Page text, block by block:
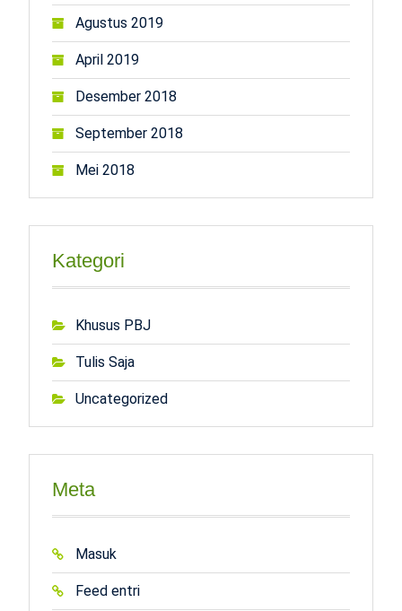
Agustus 2019
April 2019
Desember 2018
September 2018
Mei 2018
Kategori
Khusus PBJ
Tulis Saja
Uncategorized
Meta
Masuk
Feed entri